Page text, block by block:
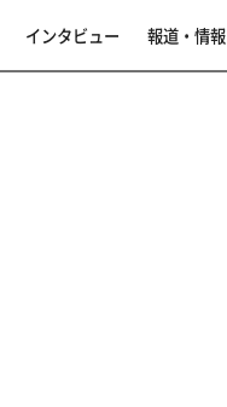
インタビュー 報道・情報